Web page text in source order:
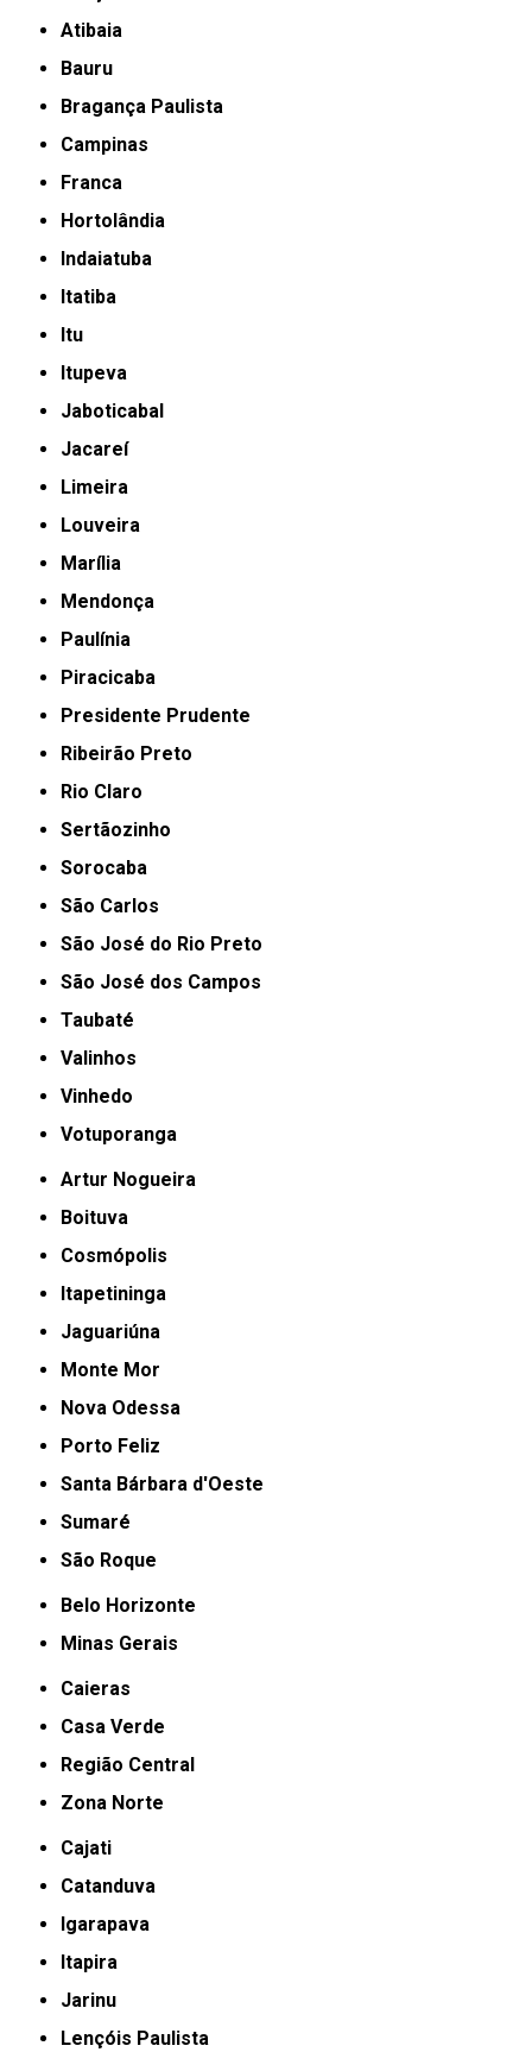
Atibaia
Bauru
Bragança Paulista
Campinas
Franca
Hortolândia
Indaiatuba
Itatiba
Itu
Itupeva
Jaboticabal
Jacareí
Limeira
Louveira
Marília
Mendonça
Paulínia
Piracicaba
Presidente Prudente
Ribeirão Preto
Rio Claro
Sertãozinho
Sorocaba
São Carlos
São José do Rio Preto
São José dos Campos
Taubaté
Valinhos
Vinhedo
Votuporanga
Artur Nogueira
Boituva
Cosmópolis
Itapetininga
Jaguariúna
Monte Mor
Nova Odessa
Porto Feliz
Santa Bárbara d'Oeste
Sumaré
São Roque
Belo Horizonte
Minas Gerais
Caieras
Casa Verde
Região Central
Zona Norte
Cajati
Catanduva
Igarapava
Itapira
Jarinu
Lençóis Paulista